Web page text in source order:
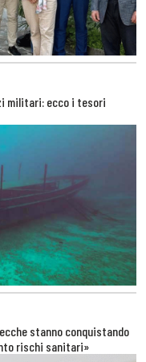
militari: ecco i tesori
stanno conquistando
rischi sanitari»